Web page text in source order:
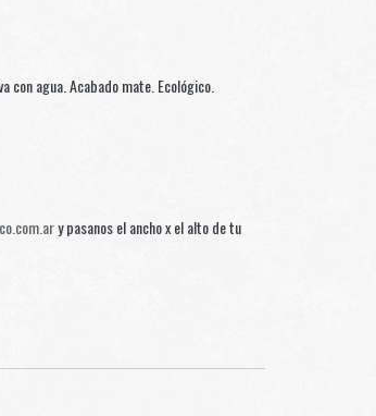
con agua. Acabado mate. Ecológico.
y pasanos el ancho x el alto de tu